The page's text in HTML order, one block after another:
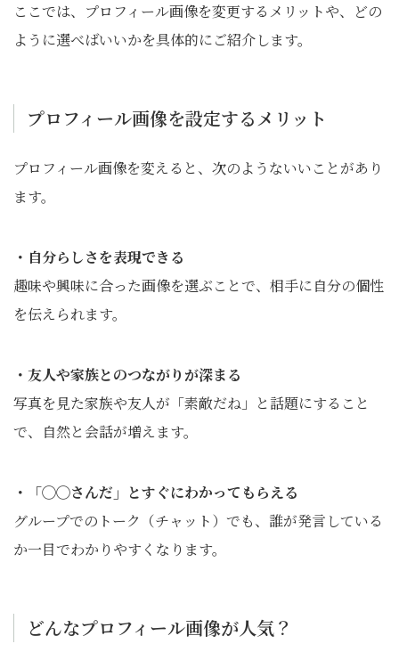
ここでは、プロフィール画像を変更するメリットや、どの
ように選べばいいかを具体的にご紹介します。
プロフィール画像を設定するメリット
プロフィール画像を変えると、次のようないいことがあり
ます。
・自分らしさを表現できる
趣味や興味に合った画像を選ぶことで、相手に自分の個性
を伝えられます。
・友人や家族とのつながりが深まる
写真を見た家族や友人が「素敵だね」と話題にすること
で、自然と会話が増えます。
・「◯◯さんだ」とすぐにわかってもらえる
グループでのトーク（チャット）でも、誰が発言している
か一目でわかりやすくなります。
どんなプロフィール画像が人気？